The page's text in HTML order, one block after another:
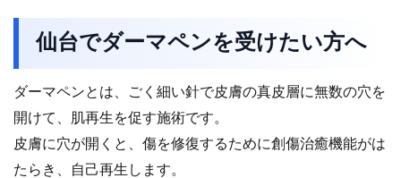
仙台でダーマペンを受けたい方へ
ダーマペンとは、ごく細い針で皮膚の真皮層に無数の穴を
開けて、肌再生を促す施術です。
皮膚に穴が開くと、傷を修復するために創傷治癒機能がは
たらき、自己再生します。